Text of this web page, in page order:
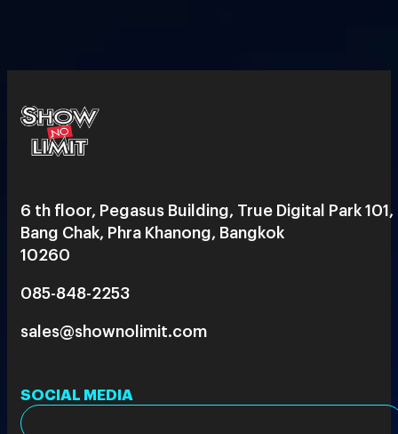
6 th floor, Pegasus Building, True Digital Park 101,
Bang Chak, Phra Khanong, Bangkok
10260
085-848-2253
sales@shownolimit.com
SOCIAL MEDIA